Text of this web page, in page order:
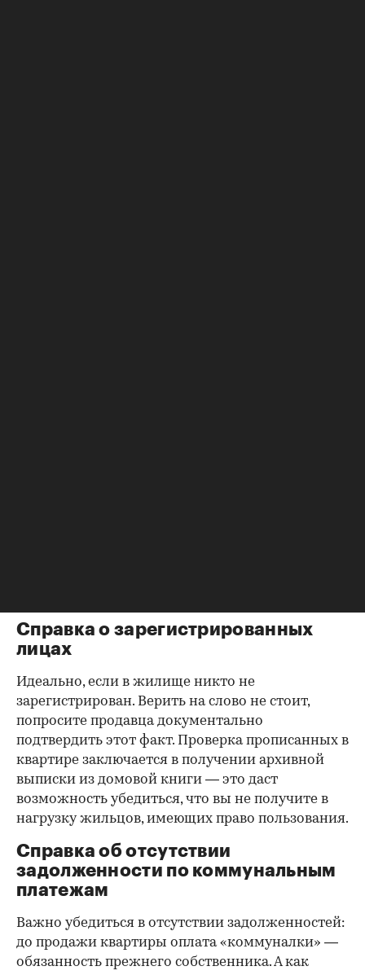
Справка о зарегистрированных
лицах
Идеально, если в жилище никто не
зарегистрирован. Верить на слово не стоит,
попросите продавца документально
подтвердить этот факт. Проверка прописанных в
квартире заключается в получении архивной
выписки из домовой книги — это даст
возможность убедиться, что вы не получите в
нагрузку жильцов, имеющих право пользования.
Справка об отсутствии
задолженности по коммунальным
платежам
Важно убедиться в отсутствии задолженностей:
до продажи квартиры оплата «коммуналки» —
обязанность прежнего собственника. А как